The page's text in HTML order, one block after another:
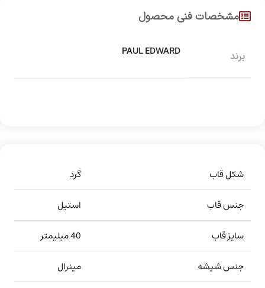
شکل قاب
گرد
جنس قاب
استیل
سایز قاب
40 میلیمتر
جنس شیشه
مینرال
مشخصات فنی محصول
برند PAUL EDWARD